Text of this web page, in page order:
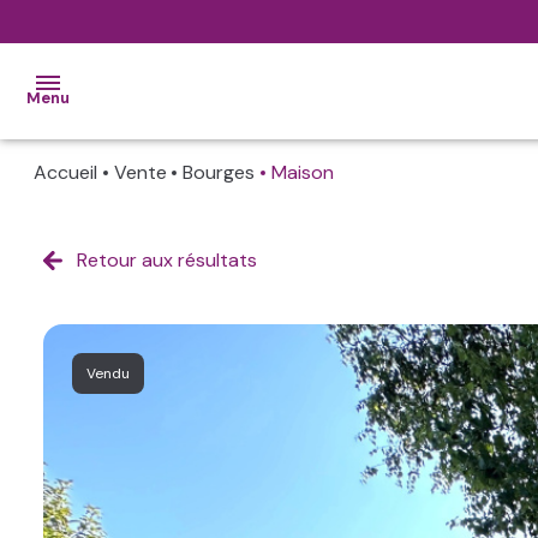
Menu
L'AGENCE
CONTACT
NOS
BIENS
VENDUS
Accueil Vente Bourges Maison
Retour aux résultats
Vendu